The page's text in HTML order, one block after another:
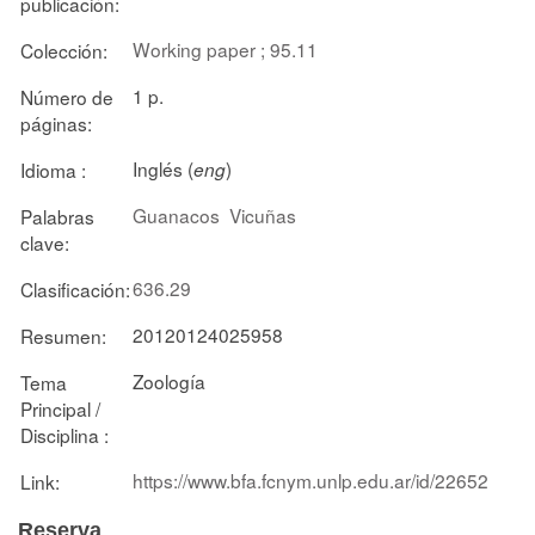
Colección:
Working paper ; 95.11
Número de
páginas:
1 p.
Idioma : Inglés (eng)
Palabras
clave:
Guanacos Vicuñas
Clasificación:636.29
Resumen:
20120124025958
Tema
Principal /
Disciplina :
Zoología
Link: https://www.bfa.fcnym.unlp.edu.ar/id/22652
Reserva